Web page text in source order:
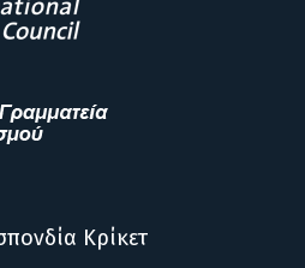
Κρίκετ